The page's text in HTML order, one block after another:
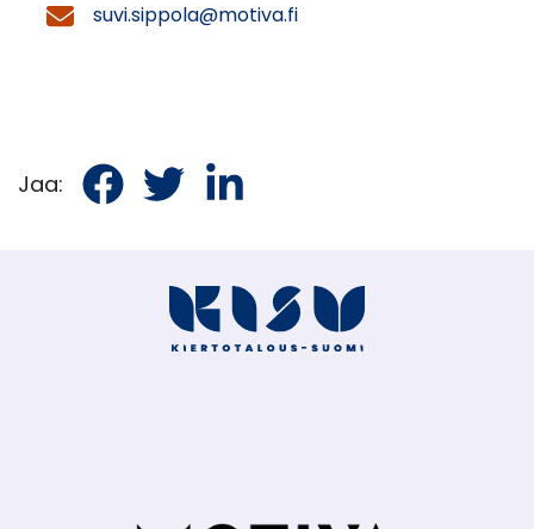
suvi.sippola@motiva.fi
Jaa:
Jaa
Facebookissa
Jaa
Jaa